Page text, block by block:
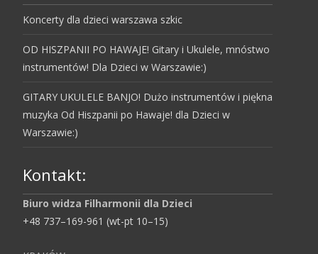
Koncerty dla dzieci warszawa szkic
OD HISZPANII PO HAWAJE! Gitary i Ukulele, mnóstwo
instrumentów! Dla Dzieci w Warszawie:)
GITARY UKULELE BANJO! Dużo instrumentów i piękna
muzyka Od Hiszpanii po Hawaje! dla Dzieci w
Warszawie:)
Kontakt:
Biuro widza Filharmonii dla Dzieci
+48 737–169-961 (wt-pt 10–15)